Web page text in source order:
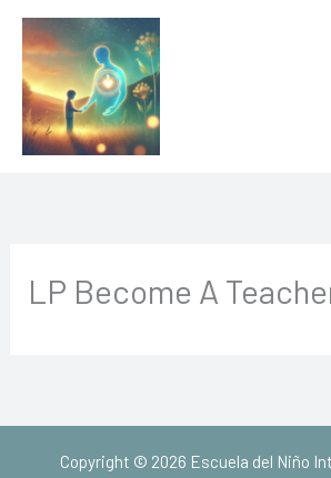
contenido
LP Become A
Copyright © 2026 Escuela del Niño